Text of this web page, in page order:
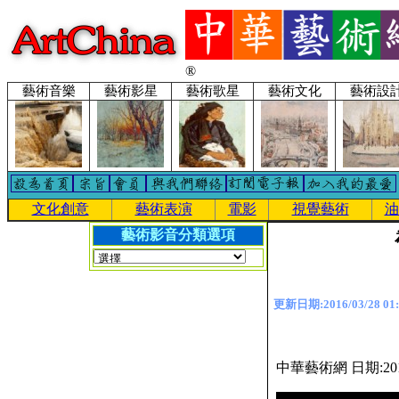
®
藝術音樂 藝術影星 藝術歌星 藝術文化 藝術設
文化創意 藝術表演 電影 視覺藝術
藝術影音分類選項
更新日期:2016/03/28
中華藝術網 日期